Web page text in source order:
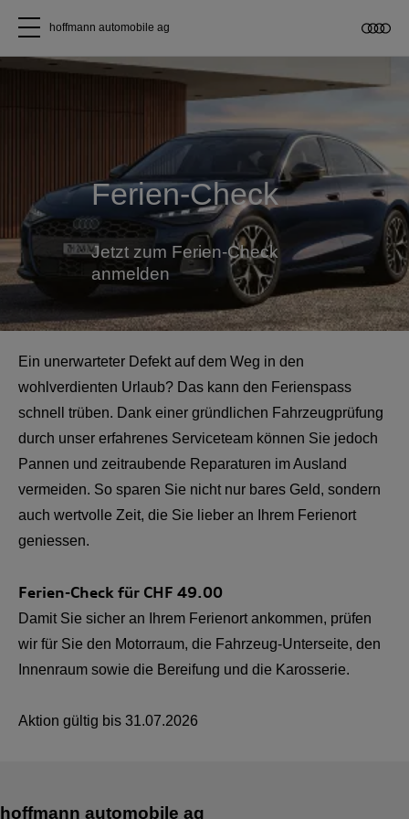
Audi kaufen
Service & Reparatur
Geschäftskunden
hoffmann automobile ag
Ferien-Check
Jetzt zum Ferien-Check
anmelden
Ein unerwarteter Defekt auf dem Weg in den
wohlverdienten Urlaub? Das kann den Ferienspass
schnell trüben. Dank einer gründlichen Fahrzeugprüfung
durch unser erfahrenes Serviceteam können Sie jedoch
Pannen und zeitraubende Reparaturen im Ausland
vermeiden. So sparen Sie nicht nur bares Geld, sondern
auch wertvolle Zeit, die Sie lieber an Ihrem Ferienort
geniessen.
Ferien-Check für CHF 49.00
Damit Sie sicher an Ihrem Ferienort ankommen, prüfen
wir für Sie den Motorraum, die Fahrzeug-Unterseite, den
Innenraum sowie die Bereifung und die Karosserie.
Aktion gültig bis 31.07.2026
hoffmann automobile ag